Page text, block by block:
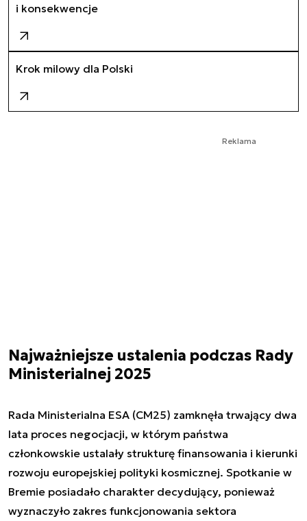
i konsekwencje
Krok milowy dla Polski
Reklama
Najważniejsze ustalenia podczas Rady
Ministerialnej 2025
Rada Ministerialna ESA (CM25) zamknęła trwający dwa
lata proces negocjacji, w którym państwa
członkowskie ustalały strukturę finansowania i kierunki
rozwoju europejskiej polityki kosmicznej. Spotkanie w
Bremie posiadało charakter decydujący, ponieważ
wyznaczyło zakres funkcjonowania sektora